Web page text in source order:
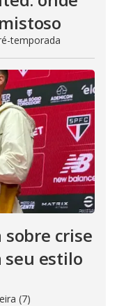
temporada
crise
seu estilo
(7)